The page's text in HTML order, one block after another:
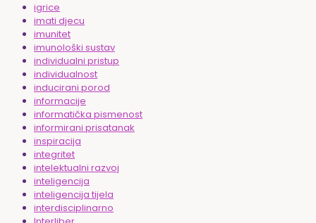
igrice
imati djecu
imunitet
imunološki sustav
individualni pristup
individualnost
inducirani porod
informacije
informatička pismenost
informirani prisatanak
inspiracija
integritet
intelektualni razvoj
inteligencija
inteligencija tijela
interdisciplinarno